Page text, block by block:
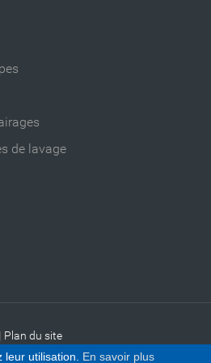
de lavage
| Plan du site
utilisation. En savoir plus